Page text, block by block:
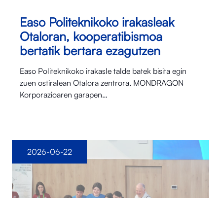
Easo Politeknikoko irakasleak
Otaloran, kooperatibismoa
bertatik bertara ezagutzen
Easo Politeknikoko irakasle talde batek bisita egin
zuen ostiralean Otalora⁠ zentrora, MONDRAGON
Korporazioaren garapen…
2026-06-22